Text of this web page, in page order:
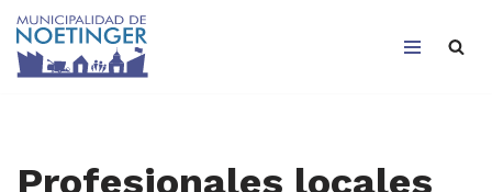
Saltar
Profesionales locales